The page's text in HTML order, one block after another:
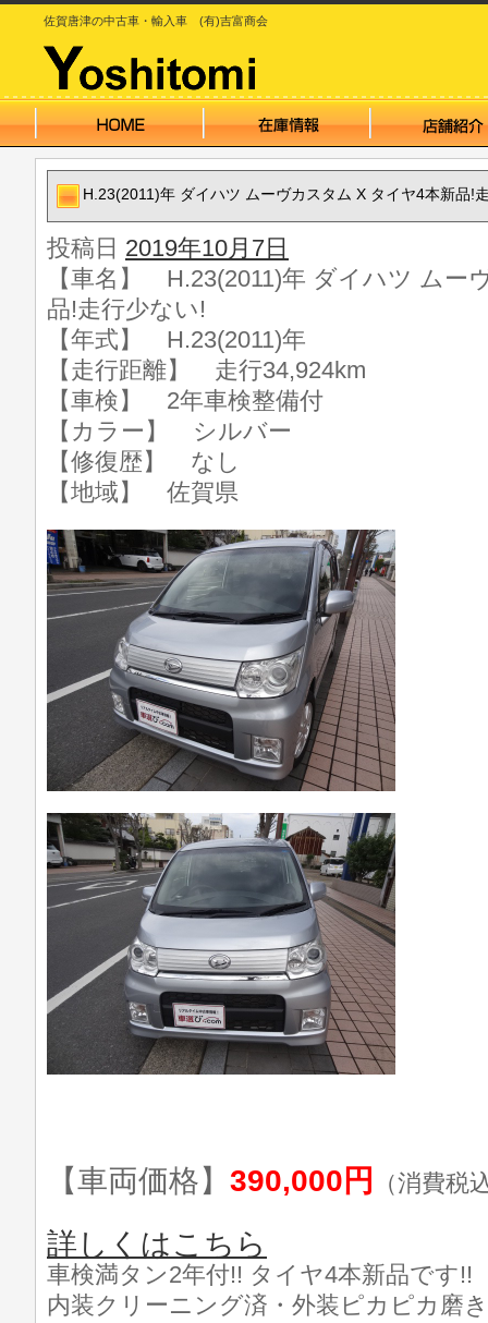
佐賀唐津の中古車・輸入車 (有)吉富商会
H.23(2011)年 ダイハツ ムーヴカスタム X タイヤ4本新品!
投稿日 2019年10月7日
【車名】 H.23(2011)年 ダイハツ ムー
品!走行少ない!
【年式】 H.23(2011)年
【走行距離】 走行34,924km
【車検】 2年車検整備付
【カラー】 シルバー
【修復歴】 なし
【地域】 佐賀県
【車両価格】 390,000円 （消費税
詳しくはこちら
車検満タン2年付!! タイヤ4本新品です!!
内装クリーニング済・外装ピカピカ磨